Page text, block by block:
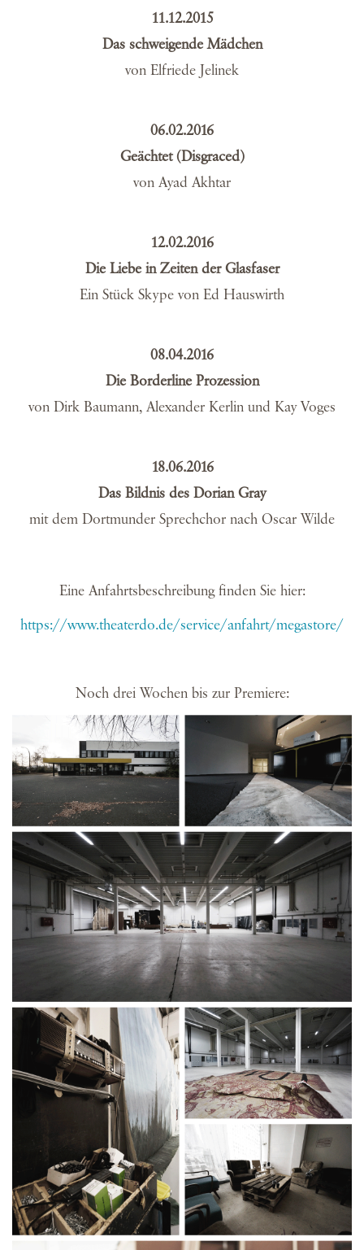
11.12.2015
Das schweigende Mädchen
von Elfriede Jelinek
06.02.2016
Geächtet (Disgraced)
von Ayad Akhtar
12.02.2016
Die Liebe in Zeiten der Glasfaser
Ein Stück Skype von Ed Hauswirth
08.04.2016
Die Borderline Prozession
von Dirk Baumann, Alexander Kerlin und Kay Voges
18.06.2016
Das Bildnis des Dorian Gray
mit dem Dortmunder Sprechchor nach Oscar Wilde
Eine Anfahrtsbeschreibung finden Sie hier:
https://www.theaterdo.de/service/anfahrt/megastore/
Noch drei Wochen bis zur Premiere: